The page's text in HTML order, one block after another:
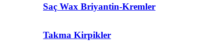
Saç Wax Briyantin-Kremler
Takma Kirpikler